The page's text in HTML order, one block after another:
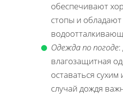
обеспечивают
стопы и обладают
Одежда по погоде
влагозащитная
оставаться
случай дождя